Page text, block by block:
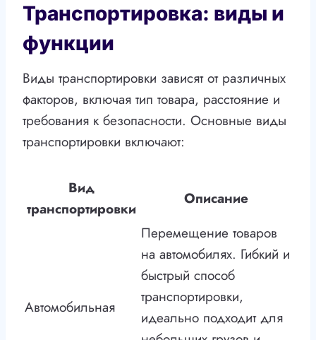
Транспортировка: виды и
функции
Виды транспортировки зависят от различных
факторов, включая тип товара, расстояние и
требования к безопасности. Основные виды
транспортировки включают:
Вид
транспортировки
Описание
Автомобильная
Перемещение товаров
на автомобилях. Гибкий и
быстрый способ
транспортировки,
идеально подходит для